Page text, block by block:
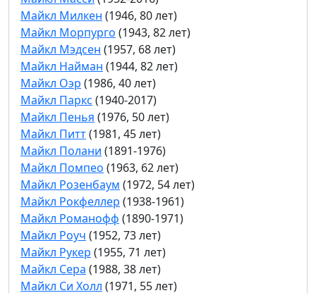
Майкл Милкен (1946, 80 лет)
Майкл Морпурго (1943, 82 лет)
Майкл Мэдсен (1957, 68 лет)
Майкл Найман (1944, 82 лет)
Майкл Оэр (1986, 40 лет)
Майкл Паркс (1940-2017)
Майкл Пенья (1976, 50 лет)
Майкл Питт(1981, 45 лет)
Майкл Полани (1891-1976)
Майкл Помпео (1963, 62 лет)
Майкл Розенбаум (1972, 54 лет)
Майкл Рокфеллер (1938-1961)
Майкл Романофф (1890-1971)
Майкл Роуч (1952, 73 лет)
Майкл Рукер (1955, 71 лет)
Майкл Сера (1988, 38 лет)
Майкл Си Холл (1971, 55 лет)